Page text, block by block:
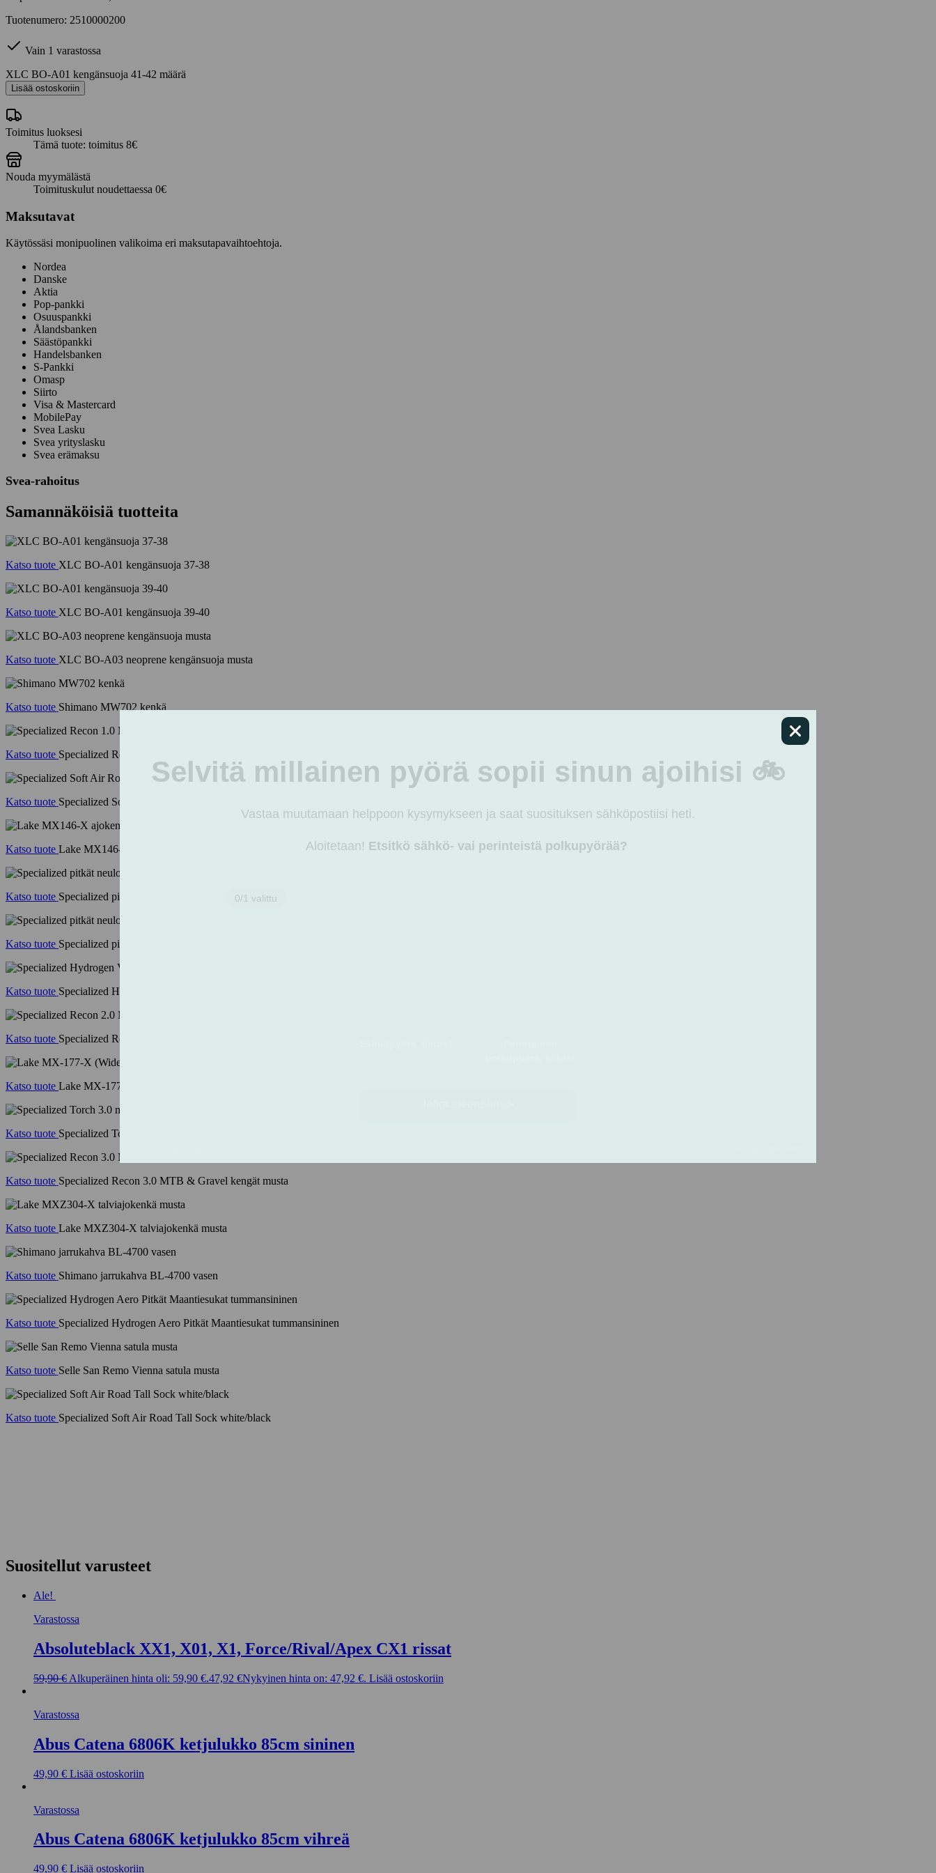
Tuotenumero: 2510000200
Vain 1 varastossa
XLC BO-A01 kengänsuoja 41-42 määrä
Lisää ostoskoriin
Toimitus luoksesi
Tämä tuote: toimitus 8€
Nouda myymälästä
Toimituskulut noudettaessa 0€
Maksutavat
Käytössäsi monipuolinen valikoima eri maksutapavaihtoehtoja.
Nordea
Danske
Aktia
Pop-pankki
Osuuspankki
Ålandsbanken
Säästöpankki
Handelsbanken
S-Pankki
Omasp
Siirto
Visa & Mastercard
MobilePay
Svea Lasku
Svea yrityslasku
Svea erämaksu
Svea-rahoitus
Samannäköisiä tuotteita
Katso tuote XLC BO-A01 kengänsuoja 37-38
Katso tuote XLC BO-A01 kengänsuoja 39-40
Katso tuote XLC BO-A03 neoprene kengänsuoja musta
Katso tuote Shimano MW702 kenkä
Katso tuote Specialized Recon 1.0 MTB & Gravel kengät musta
Katso tuote Specialized Soft Air Road Tall Sock black/white
Katso tuote Lake MX146-X ajokenkä musta
Katso tuote Specialized pitkät neulossukat tummansininen
Katso tuote Specialized pitkät neulossukat musta
Katso tuote Specialized Hydrogen Vent Tall Road Socks black
Katso tuote Specialized Recon 2.0 MTB & Gravel kengät musta
Katso tuote Lake MX-177-X (Wide) maastolukkokenkä beetle/black
Katso tuote Specialized Torch 3.0 musta
Katso tuote Specialized Recon 3.0 MTB & Gravel kengät musta
Katso tuote Lake MXZ304-X talviajokenkä musta
Katso tuote Shimano jarrukahva BL-4700 vasen
Katso tuote Specialized Hydrogen Aero Pitkät Maantiesukat tummansininen
Katso tuote Selle San Remo Vienna satula musta
Katso tuote Specialized Soft Air Road Tall Sock white/black
Suositellut varusteet
Ale!
Varastossa
Absoluteblack XX1, X01, X1, Force/Rival/Apex CX1 rissat
59,90€ Alkuperäinen hinta oli: 59,90 €.47,92 €Nykyinen hinta on: 47,92 €. Lisää ostoskoriin
Varastossa
Abus Catena 6806K ketjulukko 85cm sininen
49,90 € Lisää ostoskoriin
Varastossa
Abus Catena 6806K ketjulukko 85cm vihreä
49,90 € Lisää ostoskoriin